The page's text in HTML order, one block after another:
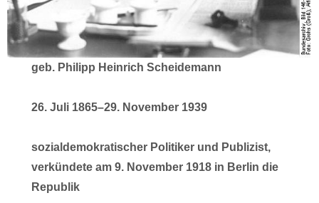
geb. Philipp Heinrich Scheidemann
26. Juli 1865–29. November 1939
sozialdemokratischer Politiker und Publizist,
verkündete am 9. November 1918 in Berlin die
Republik